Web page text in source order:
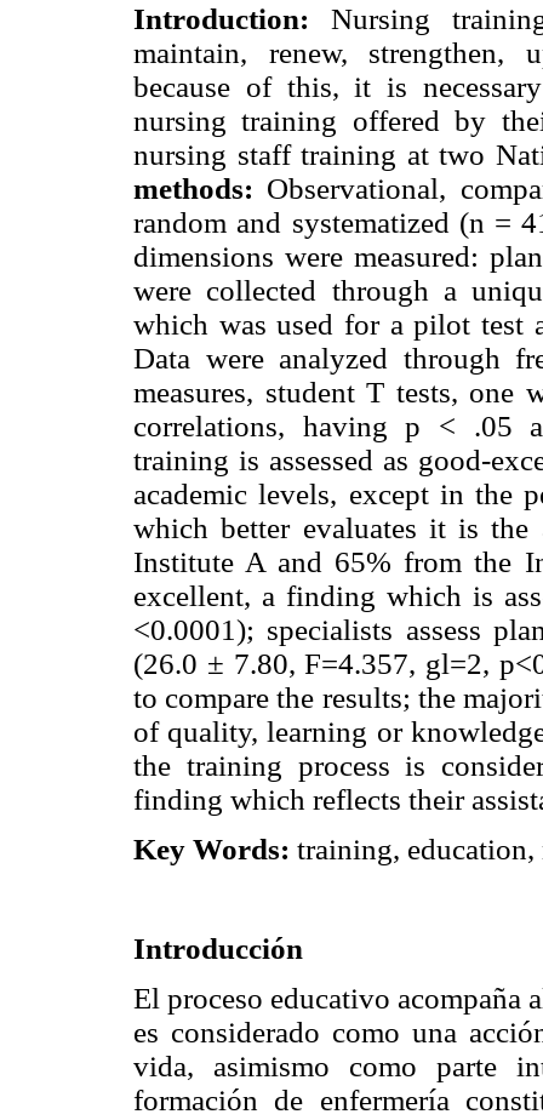
Introduction: Nursing
maintain, renew, strengthen,
because of this, it is
nursing training offered by
nursing staff training at two
methods: Observational,
random and systematized (n =
dimensions were measured:
were collected through a
which was used for a pilot test
Data were analyzed through
measures, student T tests, one
correlations, having p < .05
training is assessed as good-
academic levels, except in the
which better evaluates it is
Institute A and 65% from the
excellent, a finding which is
<0.0001); specialists assess
(26.0 ± 7.80, F=4.357, gl=2,
to compare the results; the
of quality, learning or
the training process is
finding which reflects their
Key Words: training,
Introducción
El proceso educativo acompaña
es considerado como una
vida, asimismo como parte
formación de enfermería